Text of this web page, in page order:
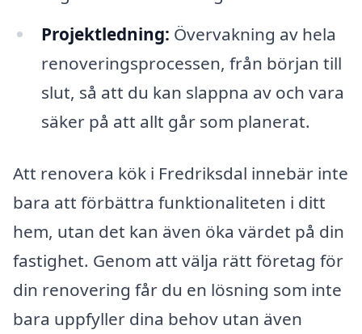
Projektledning: Övervakning av hela
renoveringsprocessen, från början till
slut, så att du kan slappna av och vara
säker på att allt går som planerat.
Att renovera kök i Fredriksdal innebär inte
bara att förbättra funktionaliteten i ditt
hem, utan det kan även öka värdet på din
fastighet. Genom att välja rätt företag för
din renovering får du en lösning som inte
bara uppfyller dina behov utan även